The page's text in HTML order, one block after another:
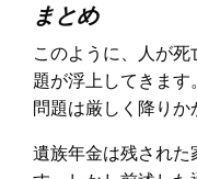
まとめ
このように、人が
題が浮上してきま
問題は厳しく降りか
遺族年金は残され